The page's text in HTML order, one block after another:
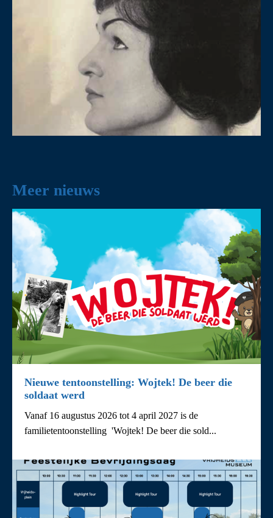
Meer nieuws
Nieuwe tentoonstelling: Wojtek! De beer die
soldaat werd
Vanaf 16 augustus 2026 tot 4 april 2027 is de
familietentoonstelling 'Wojtek! De beer die sold...